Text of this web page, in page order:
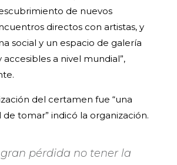
de nuevos
directos con artistas, y
social y un espacio de galería
accesibles a nivel mundial”,
del certamen fue “una
de tomar” indicó la organización.
gran pérdida no tener la